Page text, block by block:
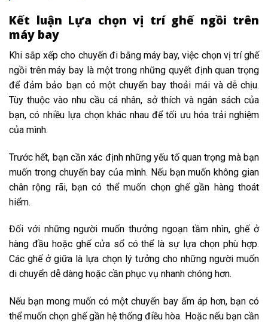
Kết luận Lựa chọn vị trí ghế ngồi trên
máy bay
Khi sắp xếp cho chuyến đi bằng máy bay, việc chọn vị trí ghế
ngồi trên máy bay là một trong những quyết định quan trọng
để đảm bảo bạn có một chuyến bay thoải mái và dễ chịu.
Tùy thuộc vào nhu cầu cá nhân, sở thích và ngân sách của
bạn, có nhiều lựa chọn khác nhau để tối ưu hóa trải nghiệm
của mình.
Trước hết, bạn cần xác định những yếu tố quan trọng mà bạn
muốn trong chuyến bay của mình. Nếu bạn muốn không gian
chân rộng rãi, bạn có thể muốn chọn ghế gần hàng thoát
hiểm.
Đối với những người muốn thưởng ngoạn tầm nhìn, ghế ở
hàng đầu hoặc ghế cửa sổ có thể là sự lựa chọn phù hợp.
Các ghế ở giữa là lựa chọn lý tưởng cho những người muốn
di chuyển dễ dàng hoặc cần phục vụ nhanh chóng hơn.
Nếu bạn mong muốn có một chuyến bay ấm áp hơn, bạn có
thể muốn chọn ghế gần hệ thống điều hòa. Hoặc nếu bạn cần